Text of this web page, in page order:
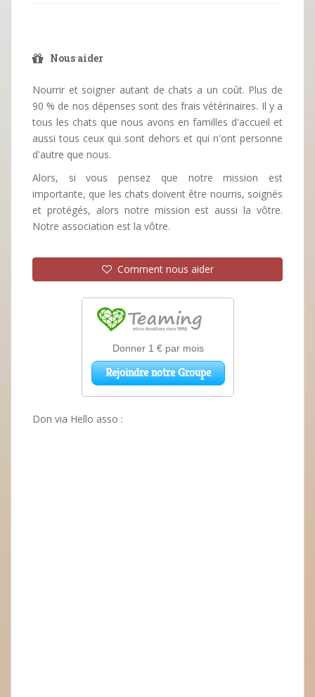
Nous aider
Nourrir et soigner autant de chats a un coût. Plus de
90 % de nos dépenses sont des frais vétérinaires. Il y a
tous les chats que nous avons en familles d'accueil et
aussi tous ceux qui sont dehors et qui n'ont personne
d'autre que nous.
Alors, si vous pensez que notre mission est
importante, que les chats doivent être nourris, soignés
et protégés, alors notre mission est aussi la vôtre.
Notre association est la vôtre.
Comment nous aider
Don via Hello asso :